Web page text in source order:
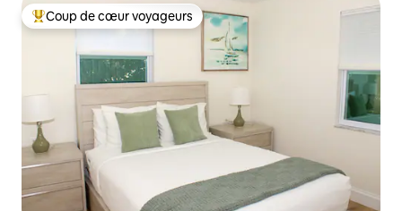
Coup de cœur voyageurs parmi les plus aimés
Coup de cœur voyageurs